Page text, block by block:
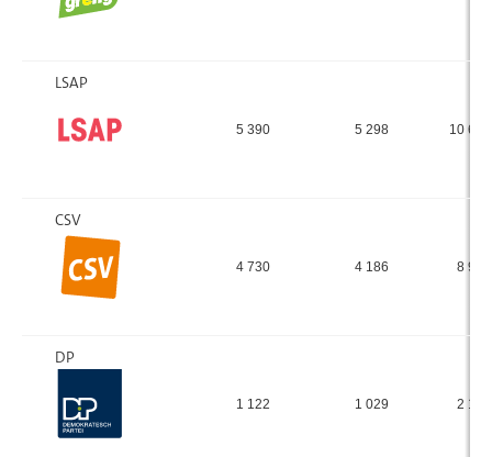
LSAP
5 390 5 298 10 688
CSV
4 730 4 186 8 916
DP
1 122 1 029 2 151